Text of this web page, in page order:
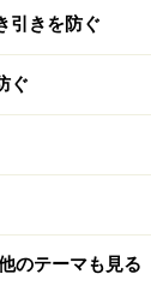
ットしてきた
から見てきた
、
、ちょっとす
立った。
引きを防ぐ
ぐ
のテーマも見る